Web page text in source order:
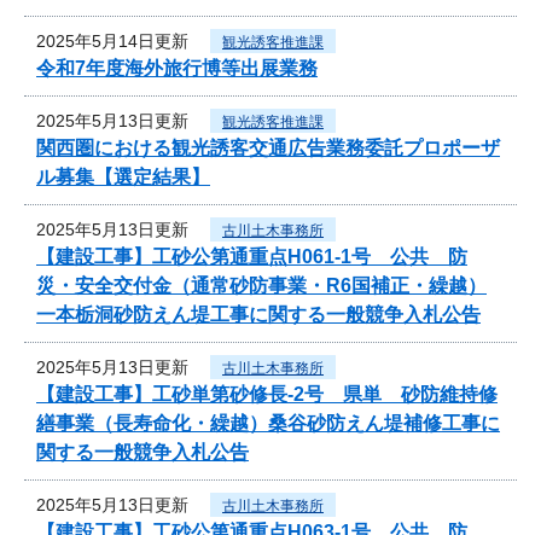
2025年5月14日更新 観光誘客推進課
令和7年度海外旅行博等出展業務
2025年5月13日更新 観光誘客推進課
関西圏における観光誘客交通広告業務委託プロポーザ
ル募集【選定結果】
2025年5月13日更新 古川土木事務所
【建設工事】工砂公第通重点H061-1号 公共 防
災・安全交付金（通常砂防事業・R6国補正・繰越）
一本栃洞砂防えん堤工事に関する一般競争入札公告
2025年5月13日更新 古川土木事務所
【建設工事】工砂単第砂修長‐2号 県単 砂防維持修
繕事業（長寿命化・繰越）桑谷砂防えん堤補修工事に
関する一般競争入札公告
2025年5月13日更新 古川土木事務所